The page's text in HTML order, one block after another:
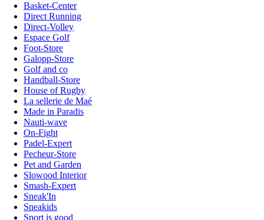
Basket-Center
Direct Running
Direct-Volley
Espace Golf
Foot-Store
Galopp-Store
Golf and co
Handball-Store
House of Rugby
La sellerie de Maé
Made in Paradis
Nauti-wave
On-Fight
Padel-Expert
Pecheur-Store
Pet and Garden
Slowood Interior
Smash-Expert
Sneak'In
Sneakids
Sport is good